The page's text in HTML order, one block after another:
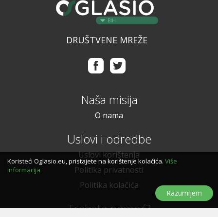
BIH
DRUŠTVENE MREŽE
Naša misija
O nama
Uslovi i odredbe
Uslovi korištenja
Politika privatnosti
Politika kolačića
Trebate pomoć?
Koristeći Oglasio.eu, pristajete na korištenje kolačića. Više
informacija
Razumijem